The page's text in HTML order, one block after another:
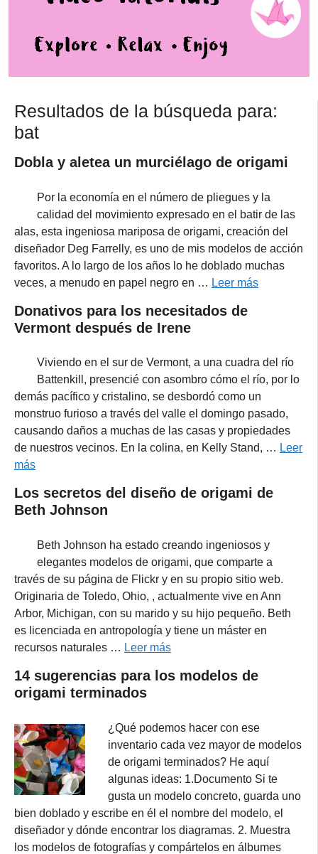
Resultados de la búsqueda para:
bat
Dobla y aletea un murciélago de origami
Por la economía en el número de pliegues y la
calidad del movimiento expresado en el batir de las
alas, esta ingeniosa mariposa de origami, creación del
diseñador Deg Farrelly, es uno de mis modelos de acción
favoritos. A lo largo de los años lo he doblado muchas
veces, a menudo en papel negro en … Leer más
Donativos para los necesitados de
Vermont después de Irene
Viviendo en el sur de Vermont, a una cuadra del río
Battenkill, presencié con asombro cómo el río, por lo
demás pacífico y cristalino, se desbordó como un
monstruo furioso a través del valle el domingo pasado,
causando daños a muchas de las casas y propiedades
de nuestros vecinos. En la colina, en Kelly Stand, … Leer
más
Los secretos del diseño de origami de
Beth Johnson
Beth Johnson ha estado creando ingeniosos y
elegantes modelos de origami, que comparte a
través de su página de Flickr y en su propio sitio web.
Originaria de Toledo, Ohio, , actualmente vive en Ann
Arbor, Michigan, con su marido y su hijo pequeño. Beth
es licenciada en antropología y tiene un máster en
recursos naturales … Leer más
14 sugerencias para los modelos de
origami terminados
¿Qué podemos hacer con ese
inventario cada vez mayor de modelos
de origami terminados? He aquí
algunas ideas: 1.Documento Si te
gusta un modelo concreto, guarda uno
bien doblado y escribe en él el nombre del modelo, el
diseñador y dónde encontrar los diagramas. 2. Muestra
los modelos de fotografías y compártelos en álbumes